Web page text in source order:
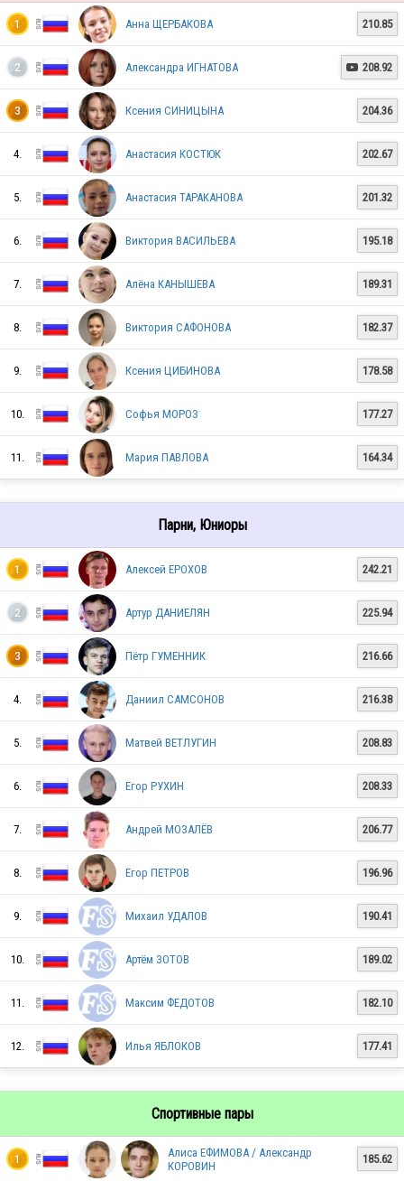
RUS
RUS
RUS
RUS
RUS
RUS
RUS
RUS
RUS
RUS
RUS
1
RUS
Анна ЩЕРБАКОВА 210.85
2 Александра ИГНАТОВА  208.92
3 Ксения СИНИЦЫНА 204.36
4. Анастасия КОСТЮК 202.67
5. Анастасия ТАРАКАНОВА 201.32
6. Виктория ВАСИЛЬЕВА 195.18
7. Алёна КАНЫШЕВА 189.31
8. Виктория САФОНОВА 182.37
9. Ксения ЦИБИНОВА 178.58
10. Софья МОРОЗ 177.27
11. Мария ПАВЛОВА 164.34
Парни, Юниоры
1 Алексей ЕРОХОВ 242.21
2 Артур ДАНИЕЛЯН 225.94
3 Пётр ГУМЕННИК 216.66
4. Даниил САМСОНОВ 216.38
5. Матвей ВЕТЛУГИН 208.83
6. Егор РУХИН 208.33
7. Андрей МОЗАЛЁВ 206.77
8. Егор ПЕТРОВ 196.96
9. Михаил УДАЛОВ 190.41
10. Артём ЗОТОВ 189.02
11. Максим ФЕДОТОВ 182.10
12. Илья ЯБЛОКОВ 177.41
Спортивные пары
1
Алиса ЕФИМОВА / Александр
КОРОВИН
185.62